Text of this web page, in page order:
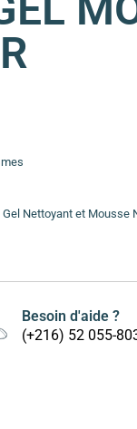
Nettoyant et Mousse
Besoin d'aide ?
(+216) 52 055-